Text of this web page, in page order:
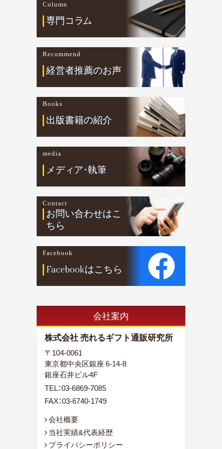
Column
専門コ ラム
Recommend
経営者推薦のお声
Books
出版書籍の紹介
media
メディア・執筆
Contact
お問い合わせはこ
ちら
Facebook
Facebookはこちら
会社案内
株式会社 売れるギフト通販研究所
〒104-0061
東京都中央区銀座 6-14-8
銀座石井ビル4F
TEL：03-6869-7085
FAX：03-6740-1749
会社概要
当社実績&代表経歴
プライバシーポリシー